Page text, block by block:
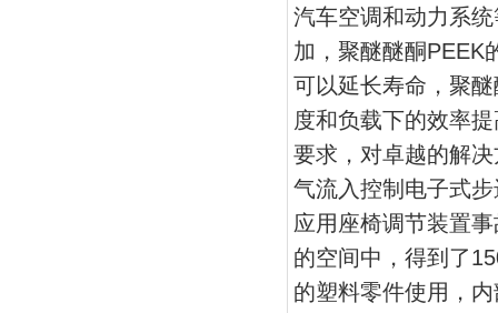
汽车空调和动力系
加，聚醚醚酮PEEK
可以延长寿命，聚
度和负载下的效率
要求，对卓越的解
气流入控制电子式
应用座椅调节装置
的空间中，得到了
的塑料零件使用，